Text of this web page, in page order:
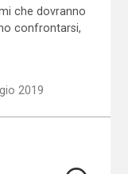
che dovranno
confrontarsi,
2019